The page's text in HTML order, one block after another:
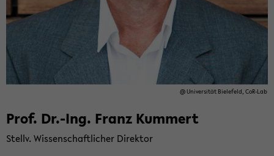
@ Uni­ver­si­tät Bie­le­feld, CoR-​Lab
Prof. Dr.-Ing. Franz Kum­mert
Stellv. Wis­sen­schaft­li­cher Di­rek­tor